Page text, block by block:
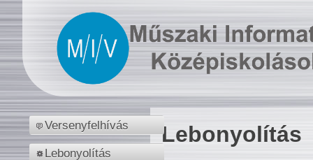
Versenyfelhívás
Lebonyolítás
Lebonyolítás